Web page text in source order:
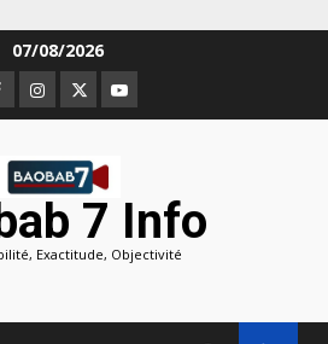
07/08/2026
Instagram
TwitterYoutube
7 Info
Exactitude, Objectivité